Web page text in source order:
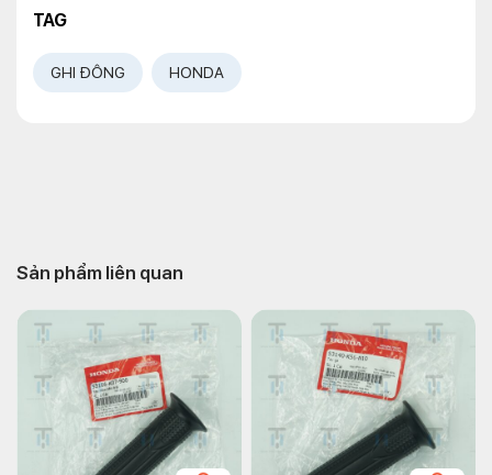
TAG
GHI ĐÔNG HONDA
Sản phẩm liên quan